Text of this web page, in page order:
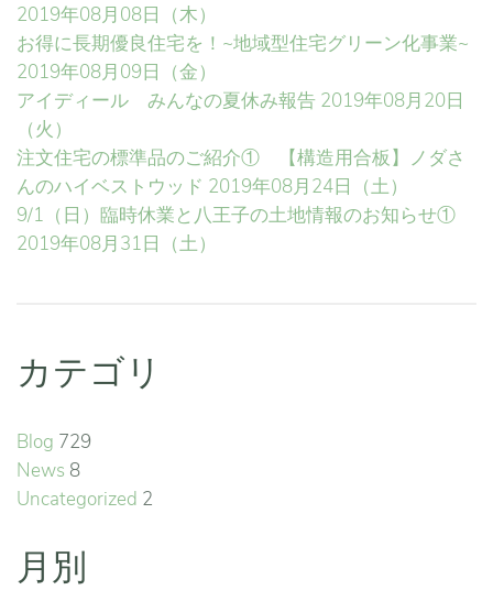
2019年08月08日（木）
お得に長期優良住宅を！~地域型住宅グリーン化事業~
2019年08月09日（金）
アイディール みんなの夏休み報告 2019年08月20日
（火）
注文住宅の標準品のご紹介① 【構造用合板】ノダさ
んのハイベストウッド 2019年08月24日（土）
9/1（日）臨時休業と八王子の土地情報のお知らせ①
2019年08月31日（土）
カテゴリ
Blog 729
News 8
Uncategorized 2
月別